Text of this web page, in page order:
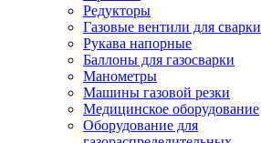
Редукторы
Газовые вентили для сварки
Рукава напорные
Баллоны для газосварки
Манометры
Машины газовой резки
Медицинское оборудование
Оборудование для